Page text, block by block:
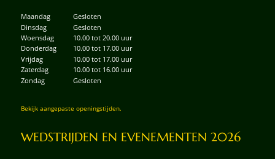
Maandag
Gesloten
Dinsdag
Gesloten
Woensdag
10.00 tot 20.00 uur
Donderdag
10.00 tot 17.00 uur
Vrijdag
10.00 tot 17.00 uur
Zaterdag
10.00 tot 16.00 uur
Zondag
Gesloten
Bekijk aangepaste openingstijden.
WEDSTRIJDEN EN EVENEMENTEN 2026